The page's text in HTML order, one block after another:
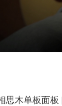
思木单板面